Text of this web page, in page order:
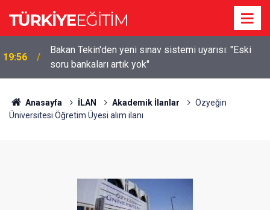
19:56
Bakan Tekin'den yeni sınav sistemi uyarısı: "Eski
soru bankaları artık yok"
Anasayfa İLAN Akademik İlanlar
Özyeğin
Üniversitesi Öğretim Üyesi alım ilanı